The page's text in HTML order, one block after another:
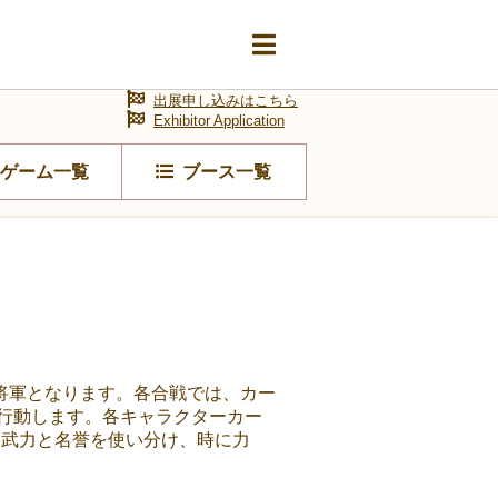
ゲーム一覧 ブース一覧
出展申し込みはこちら
Exhibitor Application
となります。各合戦では、カー
動します。各キャラクターカー
力と名誉を使い分け、時に力